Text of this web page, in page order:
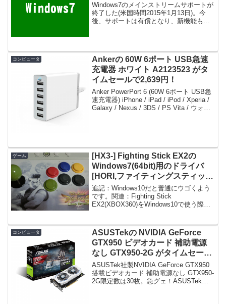
Windows7のメインストリームサポートが
終了した(米国時間2015年1月13日)。今
後、サポートは有償となり、新機能も追
2020年...
コンピュータ
Ankerの 60W 6ポート USB急速
充電器 ホワイト A2123523 がタ
イムセールで2,639円！
Anker PowerPort 6 (60W 6ポート USB急
速充電器) iPhone / iPad / iPod / Xperia /
Galaxy / Nexus / 3DS / PS Vita / ウォー
ゲーム
[HX3-] Fighting Stick EX2の
Windows7(64bit)用のドライバ
[HORI,ファイティングスティック
EX2]
追記：Windows10だと普通にウゴくよう
です。関連：Fighting Stick
EX2(XBOX360)をWindows10で使う際の
コンピュータ
ASUSTekの NVIDIA GeForce
GTX950 ビデオカード 補助電源
なし GTX950-2G がタイムセール
で18,800円！
ASUSTek社製NVIDIA GeForce GTX950
搭載ビデオカード 補助電源なし GTX950-
2G限定数は30枚。急グェ！ASUSTek社